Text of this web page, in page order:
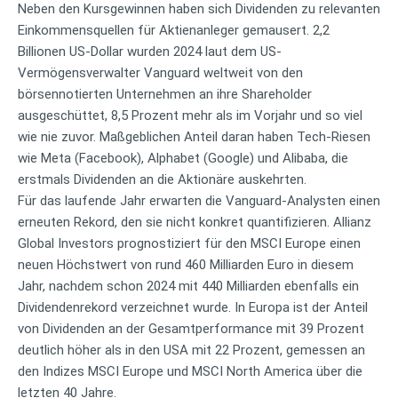
Neben den Kursgewinnen haben sich Dividenden zu relevanten
Einkommensquellen für Aktienanleger gemausert. 2,2
Billionen US-Dollar wurden 2024 laut dem US-
Vermögensverwalter Vanguard weltweit von den
börsennotierten Unternehmen an ihre Shareholder
ausgeschüttet, 8,5 Prozent mehr als im Vorjahr und so viel
wie nie zuvor. Maßgeblichen Anteil daran haben Tech-Riesen
wie Meta (Facebook), Alphabet (Google) und Alibaba, die
erstmals Dividenden an die Aktionäre auskehrten.
Für das laufende Jahr erwarten die Vanguard-Analysten einen
erneuten Rekord, den sie nicht konkret quantifizieren. Allianz
Global Investors prognostiziert für den MSCI Europe einen
neuen Höchstwert von rund 460 Milliarden Euro in diesem
Jahr, nachdem schon 2024 mit 440 Milliarden ebenfalls ein
Dividendenrekord verzeichnet wurde. In Europa ist der Anteil
von Dividenden an der Gesamtperformance mit 39 Prozent
deutlich höher als in den USA mit 22 Prozent, gemessen an
den Indizes MSCI Europe und MSCI North America über die
letzten 40 Jahre.